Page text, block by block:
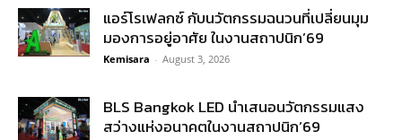
แอร์โรเฟลกซ์ กับนวัตกรรมฉนวนที่เปลี่ยนมุม
มองการอยู่อาศัย ในงานสถาปนิก’69
Kemisara - August 3, 2026
BLS Bangkok LED นำเสนอนวัตกรรมแสง
สว่างแห่งอนาคตในงานสถาปนิก’69